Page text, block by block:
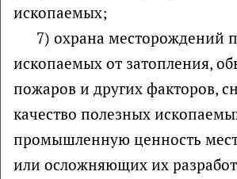
ископаемых;
7) охрана месторождений
ископаемых от затопления,
пожаров и других факторов,
качество полезных
промышленную ценность
или осложняющих их